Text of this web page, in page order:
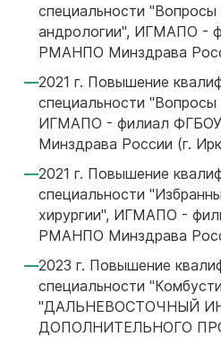
специальности
андрологии", ИГМАПО -
РМАНПО Минздрава
2021 г. Повышение
специальности "Вопросы
ИГМАПО - филиал
Минздрава России (г.
2021 г. Повышение
специальности
хирургии", ИГМАПО -
РМАНПО Минздрава
2023 г. Повышение
специальности
"ДАЛЬНЕВОСТОЧНЫЙ
ДОПОЛНИТЕЛЬНОГО